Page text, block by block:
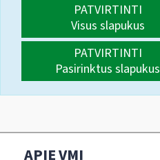
PATVIRTINTI
Visus slapukus
PATVIRTINTI
Pasirinktus slapukus
APIE VMI